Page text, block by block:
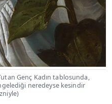
Genç Kadın tablosunda,
neredeyse kesindir